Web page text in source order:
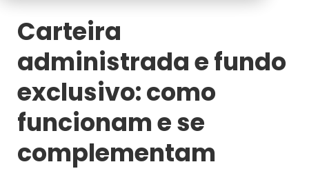
Carteira
administrada e fundo
exclusivo: como
funcionam e se
complementam